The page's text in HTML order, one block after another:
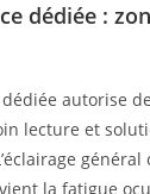
dédiée :
autorise
lecture et
la fatigue